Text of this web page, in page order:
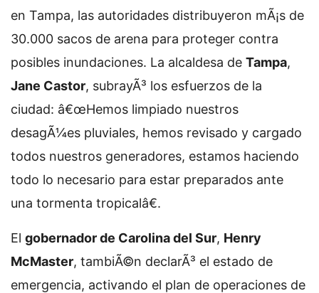
en Tampa, las autoridades distribuyeron mÃ¡s de
30.000 sacos de arena para proteger contra
posibles inundaciones. La alcaldesa de Tampa,
Jane Castor, subrayÃ³ los esfuerzos de la
ciudad: â€œHemos limpiado nuestros
desagÃ¼es pluviales, hemos revisado y cargado
todos nuestros generadores, estamos haciendo
todo lo necesario para estar preparados ante
una tormenta tropicalâ€.
El gobernador de Carolina del Sur, Henry
McMaster, tambiÃ©n declarÃ³ el estado de
emergencia, activando el plan de operaciones de